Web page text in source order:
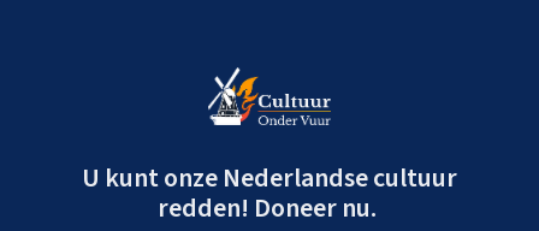
U kunt onze Nederlandse cultuur
redden! Doneer nu.